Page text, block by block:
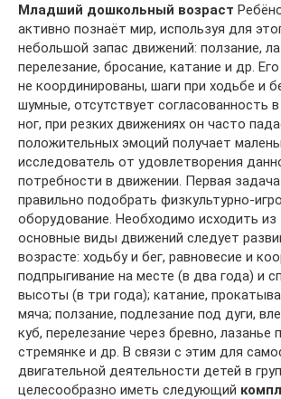
Младший дошкольный возраст
активно познаёт мир, используя для
небольшой запас движений: ползание,
перелезание, бросание, катание и др.
не координированы, шаги при ходьбе и
шумные, отсутствует согласованность
ног, при резких движениях он часто
положительных эмоций получает
исследователь от удовлетворения
потребности в движении. Первая
правильно подобрать физкультурно-
оборудование. Необходимо исходить из
основные виды движений следует
возрасте: ходьбу и бег, равновесие и
подпрыгивание на месте (в два года) и
высоты (в три года); катание,
мяча; ползание, подлезание под дуги,
куб, перелезание через бревно, лазанье
стремянке и др. В связи с этим для
двигательной деятельности детей в
целесообразно иметь следующий